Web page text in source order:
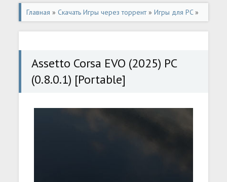
Главная » Скачать Игры через торрент»Игры для PC»
Симуляторы/Simulator,Спортивные/Sport,Гонки/Racing
Assetto Corsa EVO (2025) PC
(0.8.0.1) [Portable]